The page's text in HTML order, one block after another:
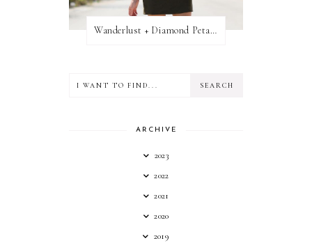
Wanderlust + Diamond Petal Giveaway
ARCHIVE
2023
2022
2021
2020
2019